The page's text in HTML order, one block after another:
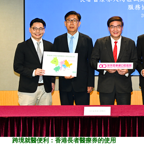
跨境就醫便利：香港長者醫療券的使用